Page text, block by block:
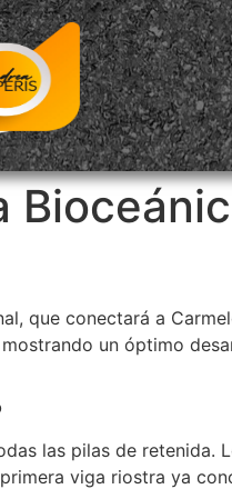
que conectará a
un óptimo
las pilas de
viga riostra ya